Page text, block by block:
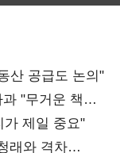
산 공급도 논의"
"무거운 책임
제일 중요"
래와 격차